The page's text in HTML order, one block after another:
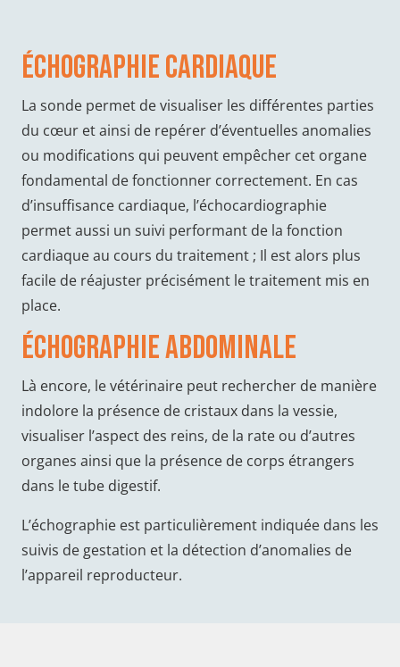
Échographie cardiaque
La sonde permet de visualiser les différentes parties
du cœur et ainsi de repérer d’éventuelles anomalies
ou modifications qui peuvent empêcher cet organe
fondamental de fonctionner correctement. En cas
d’insuffisance cardiaque, l’échocardiographie
permet aussi un suivi performant de la fonction
cardiaque au cours du traitement ; Il est alors plus
facile de réajuster précisément le traitement mis en
place.
Échographie abdominale
Là encore, le vétérinaire peut rechercher de manière
indolore la présence de cristaux dans la vessie,
visualiser l’aspect des reins, de la rate ou d’autres
organes ainsi que la présence de corps étrangers
dans le tube digestif.
L’échographie est particulièrement indiquée dans les
suivis de gestation et la détection d’anomalies de
l’appareil reproducteur.